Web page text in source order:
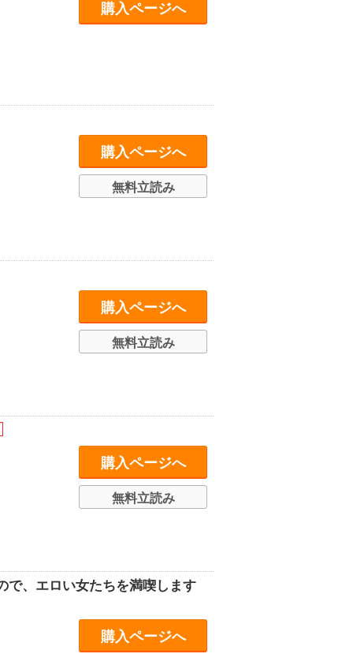
購入ページへ
購入ページへ
無料立読み
購入ページへ
無料立読み
購入ページへ
無料立読み
で、エロい女たちを満喫します
購入ページへ